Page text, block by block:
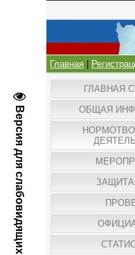
Версия для слабовидящих
Главная
ГЛАВНАЯ
ОБЩАЯ